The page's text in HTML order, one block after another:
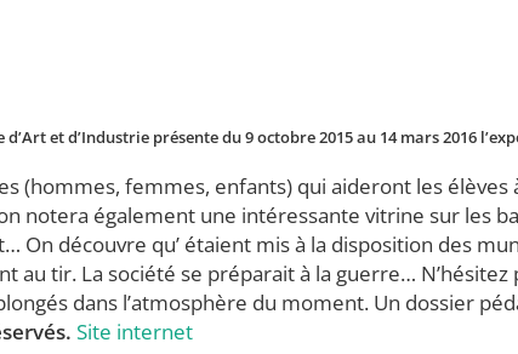
d’Art et d’Industrie présente du 9 octobre 2015 au 14 mars 2016
(hommes, femmes, enfants) qui aideront les
notera également une intéressante vitrine sur les
On découvre qu’ étaient mis à la disposition des
au tir. La société se préparait à la guerre…
dans l’atmosphère du moment. Un dossier
Site internet